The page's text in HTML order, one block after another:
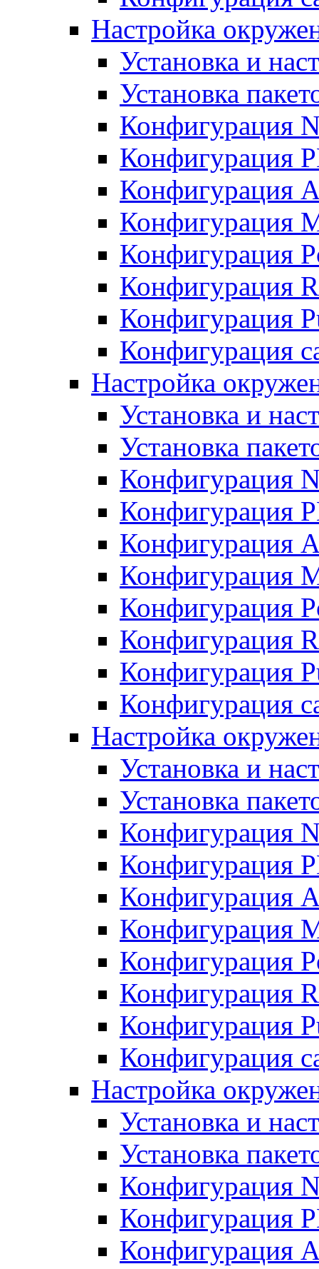
Настройка
Установка и
Установка
Конфигурация
Конфигурация
Конфигурация
Конфигурация
Конфигурация
Конфигурация
Конфигурация
Конфигурация
Настройка
Установка и
Установка
Конфигурация
Конфигурация
Конфигурация
Конфигурация
Конфигурация
Конфигурация
Конфигурация
Конфигурация
Настройка
Установка и
Установка
Конфигурация
Конфигурация
Конфигурация
Конфигурация
Конфигурация
Конфигурация
Конфигурация
Конфигурация
Настройка
Установка и
Установка
Конфигурация
Конфигурация
Конфигурация